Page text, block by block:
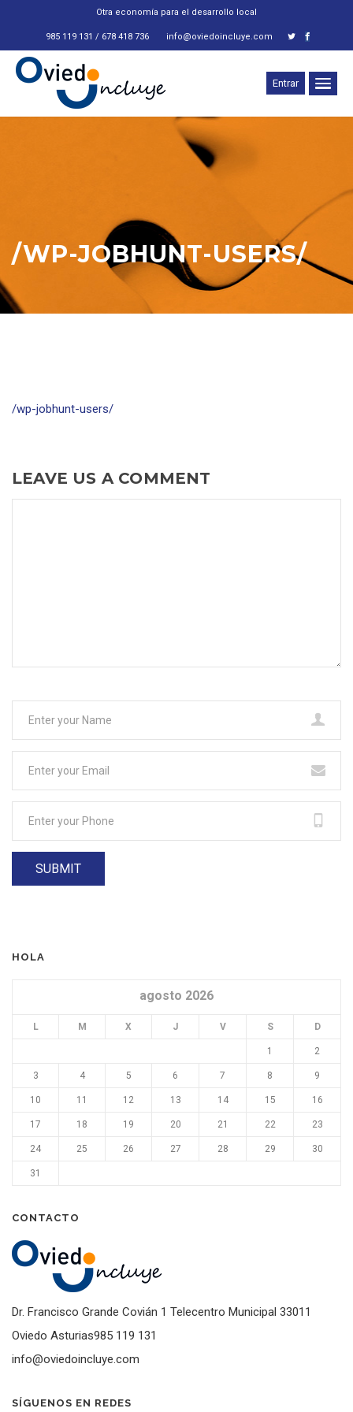
Otra economía para el desarrollo local
985 119 131 / 678 418 736 info@oviedoincluye.com
Entrar
/WP-JOBHUNT-USERS/
/wp-jobhunt-users/
LEAVE US A COMMENT
HOLA
agosto 2026
L M X J V S D
1 2
3 4 5 6 7 8 9
10 11 12 13 14 15 16
17 18 19 20 21 22 23
24 25 26 27 28 29 30
31
CONTACTO
Dr. Francisco Grande Covián 1 Telecentro Municipal 33011
Oviedo Asturias985 119 131
info@oviedoincluye.com
SÍGUENOS EN REDES